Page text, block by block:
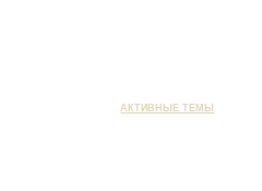
АКТИВНЫЕ ТЕМЫ